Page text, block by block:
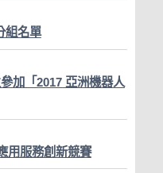
組名單
加「2017 亞洲機器人
用服務創新競賽